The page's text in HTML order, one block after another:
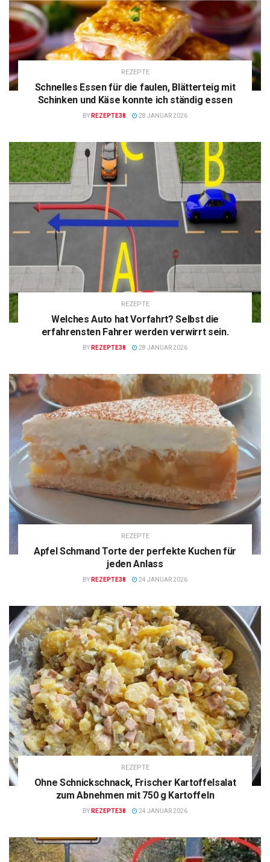
REZEPTE
Schnelles Essen für die faulen, Blätterteig mit
Schinken und Käse konnte ich ständig essen
BY REZEPTE38 28 JANUAR 2026
REZEPTE
Welches Auto hat Vorfahrt? Selbst die
erfahrensten Fahrer werden verwirrt sein.
BY REZEPTE38 28 JANUAR 2026
REZEPTE
Apfel Schmand Torte der perfekte Kuchen für
jeden Anlass
BY REZEPTE38 24 JANUAR 2026
REZEPTE
Ohne Schnickschnack, Frischer Kartoffelsalat
zum Abnehmen mit 750 g Kartoffeln
BY REZEPTE38 24 JANUAR 2026